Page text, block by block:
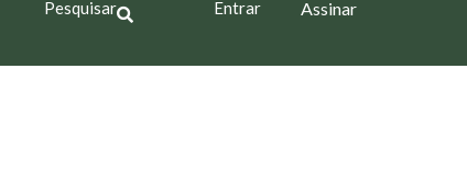
Pesquisar Entrar Assinar